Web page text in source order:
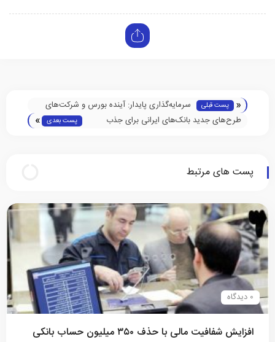
« پست قبلی
سرمایه‌گذاری پایدار: آینده بورس و شرکت‌های
دوستدار محیط ‌زیست
طرح‌های جدید بانک‌های ایرانی برای جذب
پست بعدی »
پست های مرتبط
0 دیدگاه
افزایش شفافیت مالی با حذف ۳۵۰ میلیون حساب بانکی